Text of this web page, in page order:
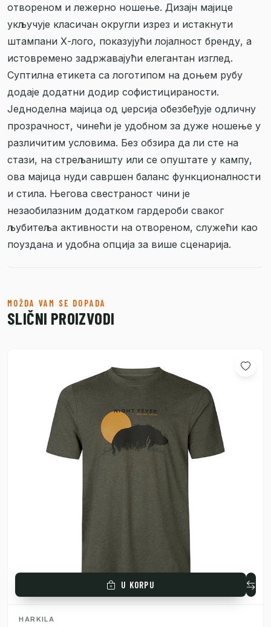
отвореном и лежерно ношење. Дизајн мајице
укључује класичан округли изрез и истакнути
штампани Х-лого, показујући лојалност бренду, а
истовремено задржавајући елегантан изглед.
Суптилна етикета са логотипом на доњем рубу
додаје додатни додир софистицираности.
Једноделна мајица од џерсија обезбеђује одличну
прозрачност, чинећи је удобном за дуже ношење у
различитим условима. Без обзира да ли сте на
стази, на стрељаништу или се опуштате у кампу,
ова мајица нуди савршен баланс функционалности
и стила. Његова свестраност чини је
незаобилазним додатком гардероби сваког
љубитеља активности на отвореном, служећи као
поуздана и удобна опција за више сценарија.
MOŽDA VAM SE DOPADA
SLIČNI PROIZVODI
U KORPU
HARKILA